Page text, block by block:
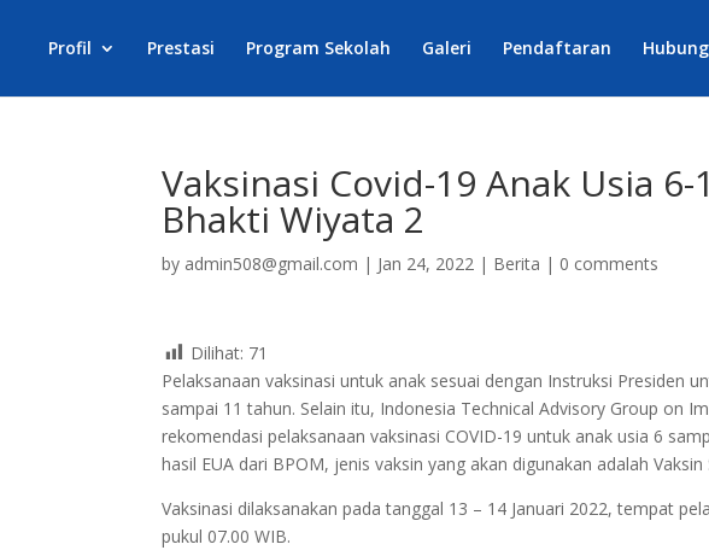
Profil Prestasi Program Sekolah Galeri Pendaftaran
Vaksinasi Covid-19 Anak Usia
Bhakti Wiyata 2
by admin508@gmail.com | Jan 24, 2022 | Berita | 0 comments
Dilihat: 71
Pelaksanaan vaksinasi untuk anak sesuai dengan Instruksi Presiden
sampai 11 tahun. Selain itu, Indonesia Technical Advisory Group on
rekomendasi pelaksanaan vaksinasi COVID-19 untuk anak usia 6
hasil EUA dari BPOM, jenis vaksin yang akan digunakan adalah Vaksin
Vaksinasi dilaksanakan pada tanggal 13 – 14 Januari 2022, tempat
pukul 07.00 WIB.